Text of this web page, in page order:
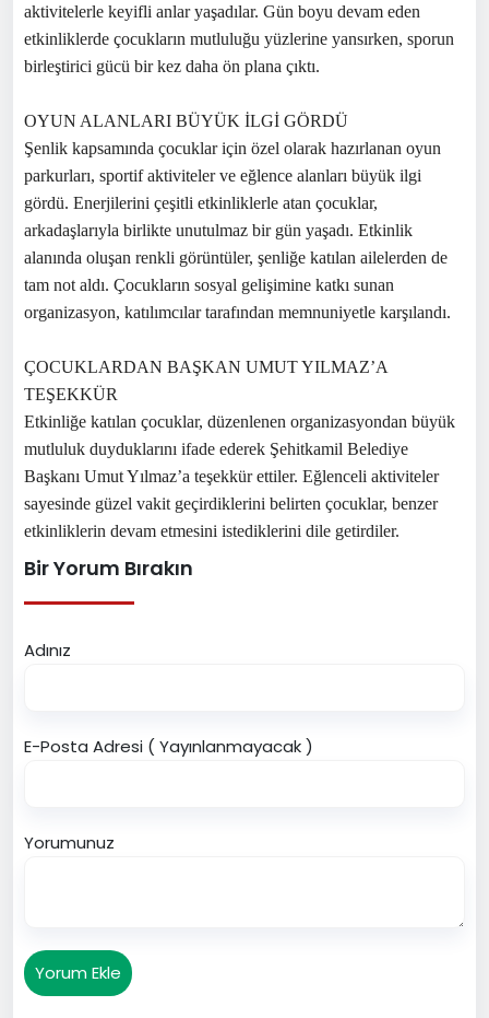
aktivitelerle keyifli anlar yaşadılar. Gün boyu devam eden
etkinliklerde çocukların mutluluğu yüzlerine yansırken, sporun
birleştirici gücü bir kez daha ön plana çıktı.
OYUN ALANLARI BÜYÜK İLGİ GÖRDÜ
Şenlik kapsamında çocuklar için özel olarak hazırlanan oyun
parkurları, sportif aktiviteler ve eğlence alanları büyük ilgi
gördü. Enerjilerini çeşitli etkinliklerle atan çocuklar,
arkadaşlarıyla birlikte unutulmaz bir gün yaşadı. Etkinlik
alanında oluşan renkli görüntüler, şenliğe katılan ailelerden de
tam not aldı. Çocukların sosyal gelişimine katkı sunan
organizasyon, katılımcılar tarafından memnuniyetle karşılandı.
ÇOCUKLARDAN BAŞKAN UMUT YILMAZ’A
TEŞEKKÜR
Etkinliğe katılan çocuklar, düzenlenen organizasyondan büyük
mutluluk duyduklarını ifade ederek Şehitkamil Belediye
Başkanı Umut Yılmaz’a teşekkür ettiler. Eğlenceli aktiviteler
sayesinde güzel vakit geçirdiklerini belirten çocuklar, benzer
etkinliklerin devam etmesini istediklerini dile getirdiler.
Bir Yorum Bırakın
Adınız
E-Posta Adresi ( Yayınlanmayacak )
Yorumunuz
Yorum Ekle